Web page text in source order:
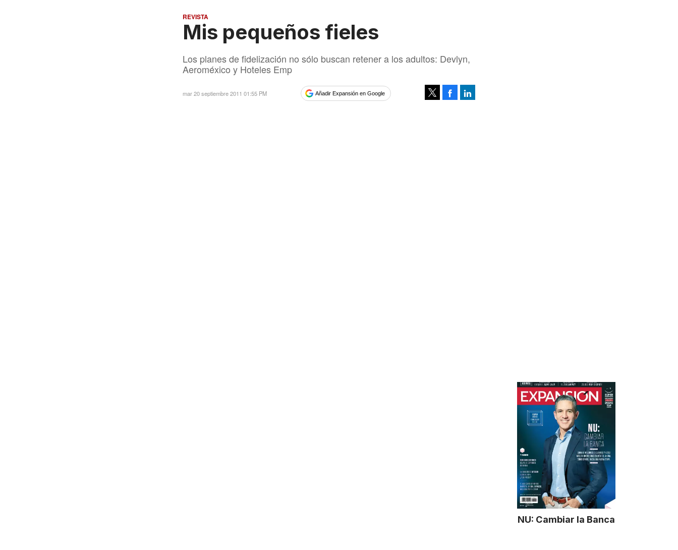
NU: Cambiar la Banca
REVISTA
Mis pequeños fieles
Los planes de fidelización no sólo buscan retener a los adultos: Devlyn,
Aeroméxico y Hoteles Emp
mar 20 septiembre 2011 01:55 PM Añadir Expansión en Google Facebook